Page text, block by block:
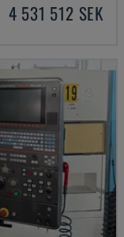
4 531 512 SEK